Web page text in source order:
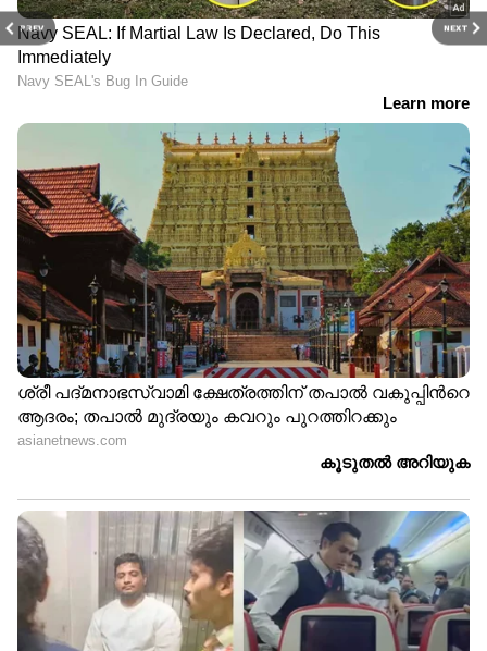
PREV NEXT